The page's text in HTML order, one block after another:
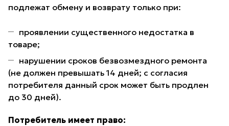
подлежат обмену и возврату только при:
проявлении существенного недостатка в
товаре;
нарушении сроков безвозмездного ремонта
(не должен превышать 14 дней; с согласия
потребителя данный срок может быть продлен
до 30 дней).
Потребитель имеет право: